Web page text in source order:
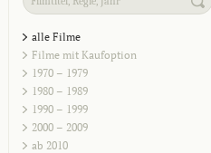
alle Filme
Filme mit Kaufoption
1970 – 1979
1980 – 1989
1990 – 1999
2000 – 2009
ab 2010